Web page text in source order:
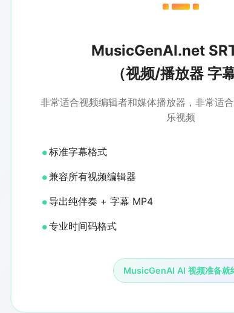
MusicGenAI.net
（视频/播放器 字幕
非常适合视频编辑者和媒体播放器，非常适
乐视频
标准字幕格式
兼容所有视频编辑器
导出纯伴奏 + 字幕 MP4
专业时间码格式
MusicGenAI AI 视频准备就